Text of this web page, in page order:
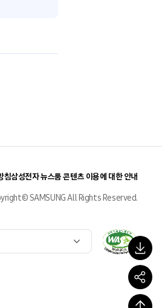
침삼성전자 뉴스룸 콘텐츠 이용에 대한 안내
SAMSUNG All Rights Reserved.